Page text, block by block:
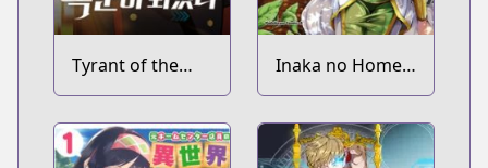
Tyrant of the
Tower Defense
Game
Inaka no Home
Center Otoko no
Jiyuu na Isekai
Seikatsu